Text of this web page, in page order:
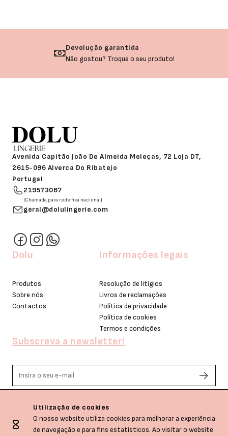
Devolução garantida
Não gostou? Troque o seu produto!
Avenida Capitão João De Almeida Meleças, 72 Loja DT,
2615-096 Alverca Do Ribatejo
Portugal
219573067
(Chamada para rede fixa nacional)
geral@dolulingerie.com
Dolu
Produtos
Sobre nós
Contactos
Informações legais
Resolução de litígios
Livros de reclamações
Política de privacidade
Política de cookies
Termos e condições
Subscreva a newsletter!
Utilização de cookies
O nosso website utiliza cookies para melhorar a experiência
de navegação e para fins estatísticos. Ao visitar o website